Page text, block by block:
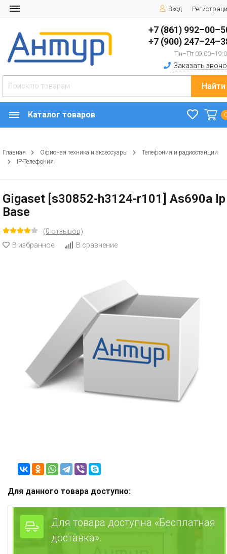
Вход
+7 (861)
+7 (900)
Пн–Пт
Заказать
Найти
Каталог товаров
Главная Офисная техника и аксессуары
Телефония и радиостанции
IP-Телефония
Gigaset [s30852-h3124-r101] As690a Ip
Base
(0 отзывов)
В избранное
В сравнение
Для данного товара доступно:
Для товара доступна «Бесплатная
доставка».